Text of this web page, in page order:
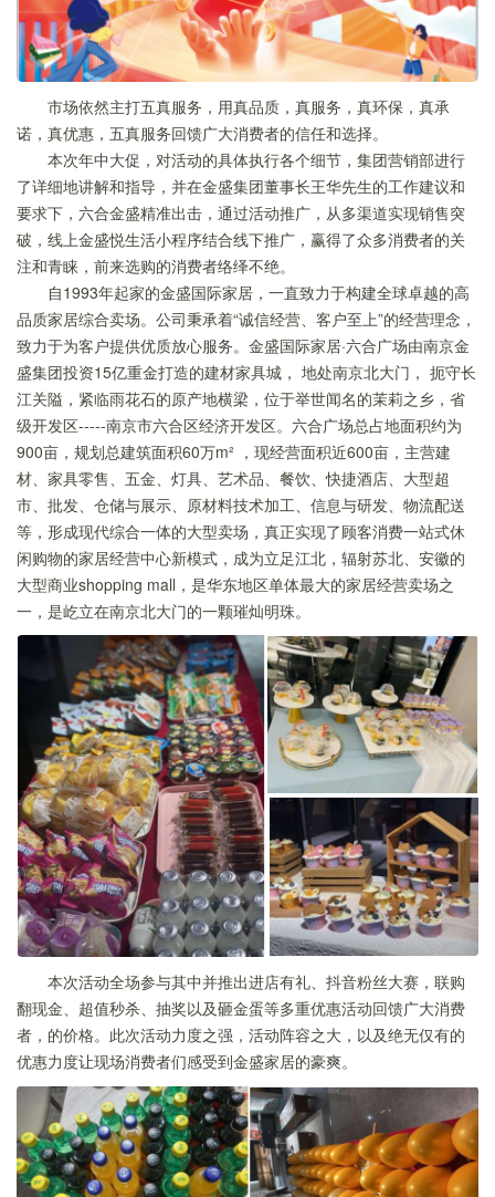
市场依然主打五真服务，用真品质，真服务，真环保，真承
诺，真优惠，五真服务回馈广大消费者的信任和选择。
本次年中大促，对活动的具体执行各个细节，集团营销部进行
了详细地讲解和指导，并在金盛集团董事长王华先生的工作建议和
要求下，六合金盛精准出击，通过活动推广，从多渠道实现销售突
破，线上金盛悦生活小程序结合线下推广，赢得了众多消费者的关
注和青睐，前来选购的消费者络绎不绝。
自1993年起家的金盛国际家居，一直致力于构建全球卓越的高
品质家居综合卖场。公司秉承着“诚信经营、客户至上”的经营理念，
致力于为客户提供优质放心服务。金盛国际家居·六合广场由南京金
盛集团投资15亿重金打造的建材家具城， 地处南京北大门， 扼守长
江关隘，紧临雨花石的原产地横梁，位于举世闻名的茉莉之乡，省
级开发区-----南京市六合区经济开发区。六合广场总占地面积约为
900亩，规划总建筑面积60万m² ，现经营面积近600亩，主营建
材、家具零售、五金、灯具、艺术品、餐饮、快捷酒店、大型超
市、批发、仓储与展示、原材料技术加工、信息与研发、物流配送
等，形成现代综合一体的大型卖场，真正实现了顾客消费一站式休
闲购物的家居经营中心新模式，成为立足江北，辐射苏北、安徽的
大型商业shopping mall，是华东地区单体最大的家居经营卖场之
一，是屹立在南京北大门的一颗璀灿明珠。
本次活动全场参与其中并推出进店有礼、抖音粉丝大赛，联购
翻现金、超值秒杀、抽奖以及砸金蛋等多重优惠活动回馈广大消费
者，的价格。此次活动力度之强，活动阵容之大，以及绝无仅有的
优惠力度让现场消费者们感受到金盛家居的豪爽。